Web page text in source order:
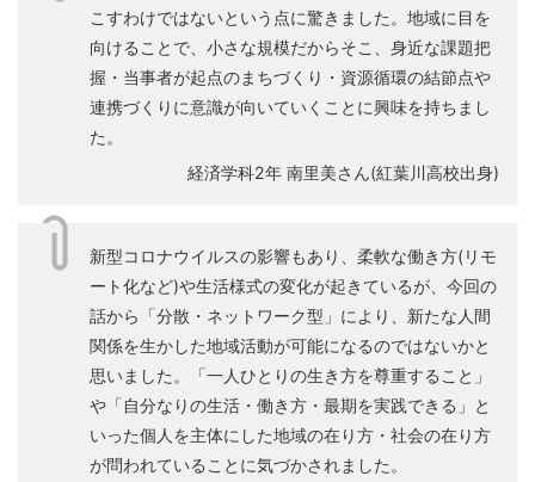
こすわけではないという点に驚きました。地域に目を
向けることで、小さな規模だからそこ、身近な課題把
握・当事者が起点のまちづくり・資源循環の結節点や
連携づくりに意識が向いていくことに興味を持ちまし
た。
経済学科2年 南里美さん(紅葉川高校出身)
新型コロナウイルスの影響もあり、柔軟な働き方(リモ
ート化など)や生活様式の変化が起きているが、今回の
話から「分散・ネットワーク型」により、新たな人間
関係を生かした地域活動が可能になるのではないかと
思いました。「一人ひとりの生き方を尊重すること」
や「自分なりの生活・働き方・最期を実践できる」と
いった個人を主体にした地域の在り方・社会の在り方
が問われていることに気づかされました。